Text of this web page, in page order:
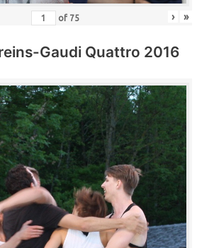
of 75 › »
Gaudi Quattro 2016